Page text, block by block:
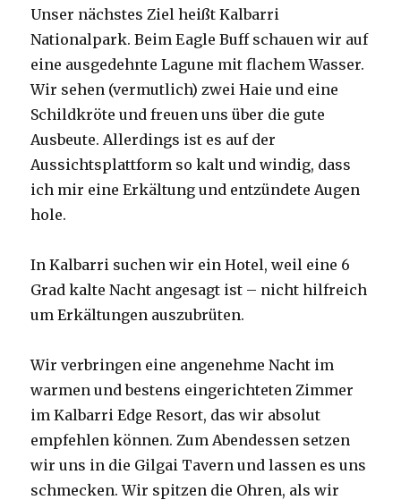
Unser nächstes Ziel heißt Kalbarri
Nationalpark. Beim Eagle Buff schauen wir auf
eine ausgedehnte Lagune mit flachem Wasser.
Wir sehen (vermutlich) zwei Haie und eine
Schildkröte und freuen uns über die gute
Ausbeute. Allerdings ist es auf der
Aussichtsplattform so kalt und windig, dass
ich mir eine Erkältung und entzündete Augen
hole.
In Kalbarri suchen wir ein Hotel, weil eine 6
Grad kalte Nacht angesagt ist – nicht hilfreich
um Erkältungen auszubrüten.
Wir verbringen eine angenehme Nacht im
warmen und bestens eingerichteten Zimmer
im Kalbarri Edge Resort, das wir absolut
empfehlen können. Zum Abendessen setzen
wir uns in die Gilgai Tavern und lassen es uns
schmecken. Wir spitzen die Ohren, als wir